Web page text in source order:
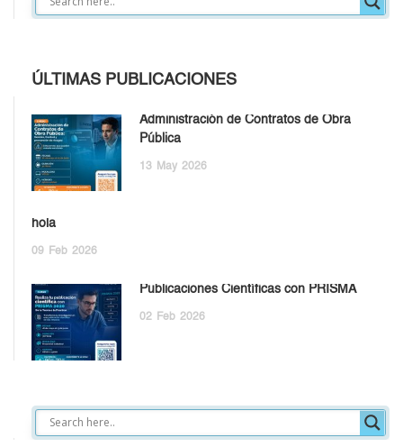
ÚLTIMAS PUBLICACIONES
Administración de Contratos de Obra
Pública
13 May 2026
hola
09 Feb 2026
Publicaciones Científicas con PRISMA
02 Feb 2026